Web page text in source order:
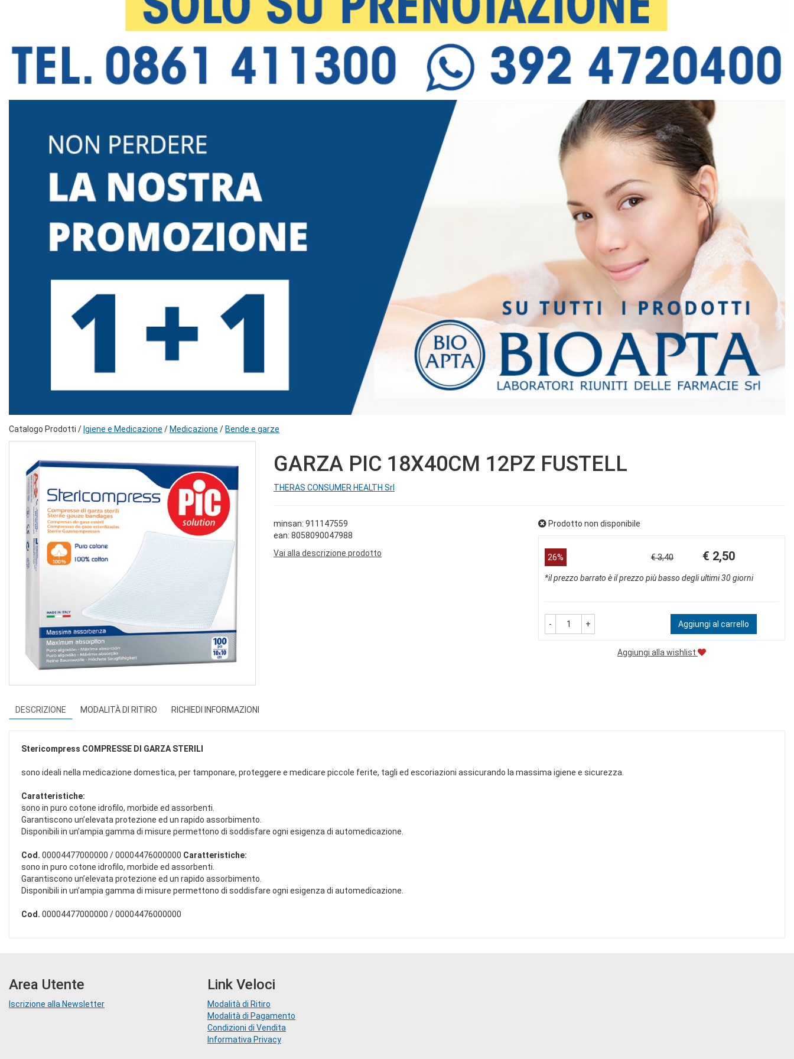
Catalogo Prodotti / Igiene e Medicazione / Medicazione / Bende e garze
GARZA PIC 18X40CM 12PZ FUSTELL
THERAS CONSUMER HEALTH Srl
minsan: 911147559
ean: 8058090047988
Vai alla descrizione prodotto
Prodotto non disponibile
Sconto
del
26% € 3,40
Prezzo
scontato
€ 2,50
*il prezzo barrato è il prezzo più basso degli ultimi 30 giorni
- + Aggiungi al carrello
Aggiungi alla wishlist
DESCRIZIONE MODALITÀ DI RITIRO RICHIEDI INFORMAZIONI
Stericompress COMPRESSE DI GARZA STERILI
sono ideali nella medicazione domestica, per tamponare, proteggere e medicare piccole ferite, tagli ed escoriazioni assicurando la massima igiene e sicurezza.
Caratteristiche:
sono in puro cotone idrofilo, morbide ed assorbenti.
Garantiscono un’elevata protezione ed un rapido assorbimento.
Disponibili in un’ampia gamma di misure permettono di soddisfare ogni esigenza di automedicazione.
Cod. 00004477000000 / 00004476000000 Caratteristiche:
sono in puro cotone idrofilo, morbide ed assorbenti.
Garantiscono un’elevata protezione ed un rapido assorbimento.
Disponibili in un’ampia gamma di misure permettono di soddisfare ogni esigenza di automedicazione.
Cod. 00004477000000 / 00004476000000
Area Utente
Iscrizione alla Newsletter
Link Veloci
Modalità di Ritiro
Modalità di Pagamento
Condizioni di Vendita
Informativa Privacy